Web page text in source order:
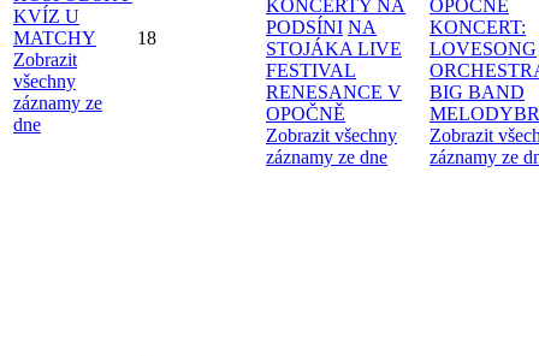
KVÍZ U
MATCHY
Zobrazit
všechny
záznamy ze
dne
18
KONCERTY NA
PODSÍNI NA
STOJÁKA LIVE
FESTIVAL
RENESANCE V
OPOČNĚ
Zobrazit všechny
záznamy ze dne
OPOČNĚ
KONCERT:
LOVESONG
BIG BAND
Zobrazit
záznamy ze